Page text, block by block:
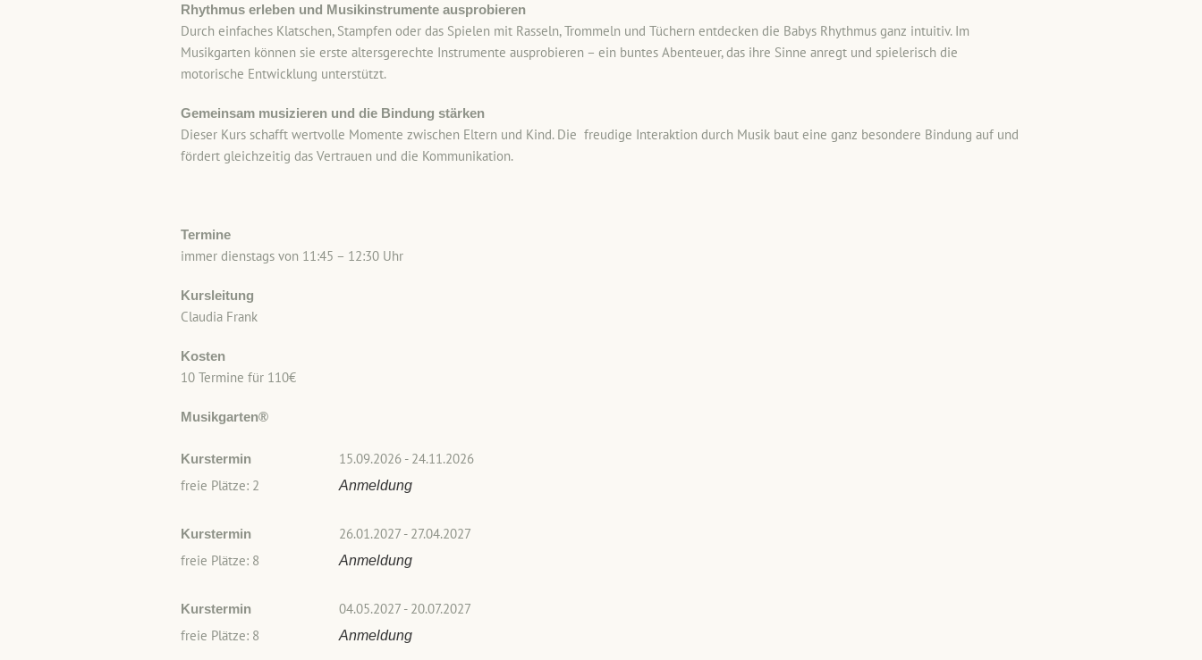
Rhythmus erleben und Musikinstrumente ausprobieren
Durch einfaches Klatschen, Stampfen oder das Spielen mit Rasseln, Trommeln und Tüchern entdecken die Babys Rhythmus ganz intuitiv. Im
Musikgarten können sie erste altersgerechte Instrumente ausprobieren – ein buntes Abenteuer, das ihre Sinne anregt und spielerisch die
motorische Entwicklung unterstützt.
Gemeinsam musizieren und die Bindung stärken
Dieser Kurs schafft wertvolle Momente zwischen Eltern und Kind. Die freudige Interaktion durch Musik baut eine ganz besondere Bindung auf und
fördert gleichzeitig das Vertrauen und die Kommunikation.
Termine
immer dienstags von 11:45 – 12:30 Uhr
Kursleitung
Claudia Frank
Kosten
10 Termine für 110€
Musikgarten®
Kurstermin
15.09.2026 - 24.11.2026
freie Plätze: 2
Anmeldung
Kurstermin
26.01.2027 - 27.04.2027
freie Plätze: 8
Anmeldung
Kurstermin
04.05.2027 - 20.07.2027
freie Plätze: 8
Anmeldung